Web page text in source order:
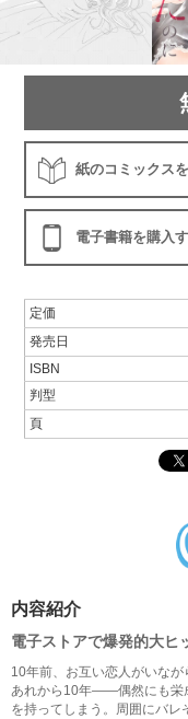
紙のコミックス
電子書籍を購入
定価
発売日
ISBN
判型
頁
内容紹介
電子ストアで爆発的大ヒ
10年前、お互い恋人がいなが
あれから10年――偶然にも栄
を持ってしまう。周囲にバレ